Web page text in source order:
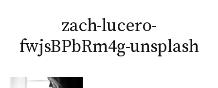
zach-lucero-
fwjsBPbRm4g-unsplash